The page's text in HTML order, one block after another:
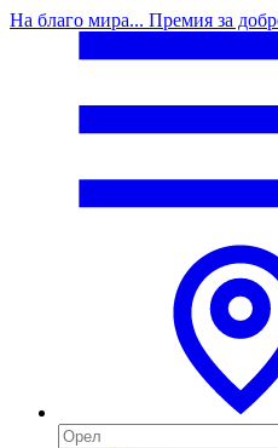
На благо мира... Премия за